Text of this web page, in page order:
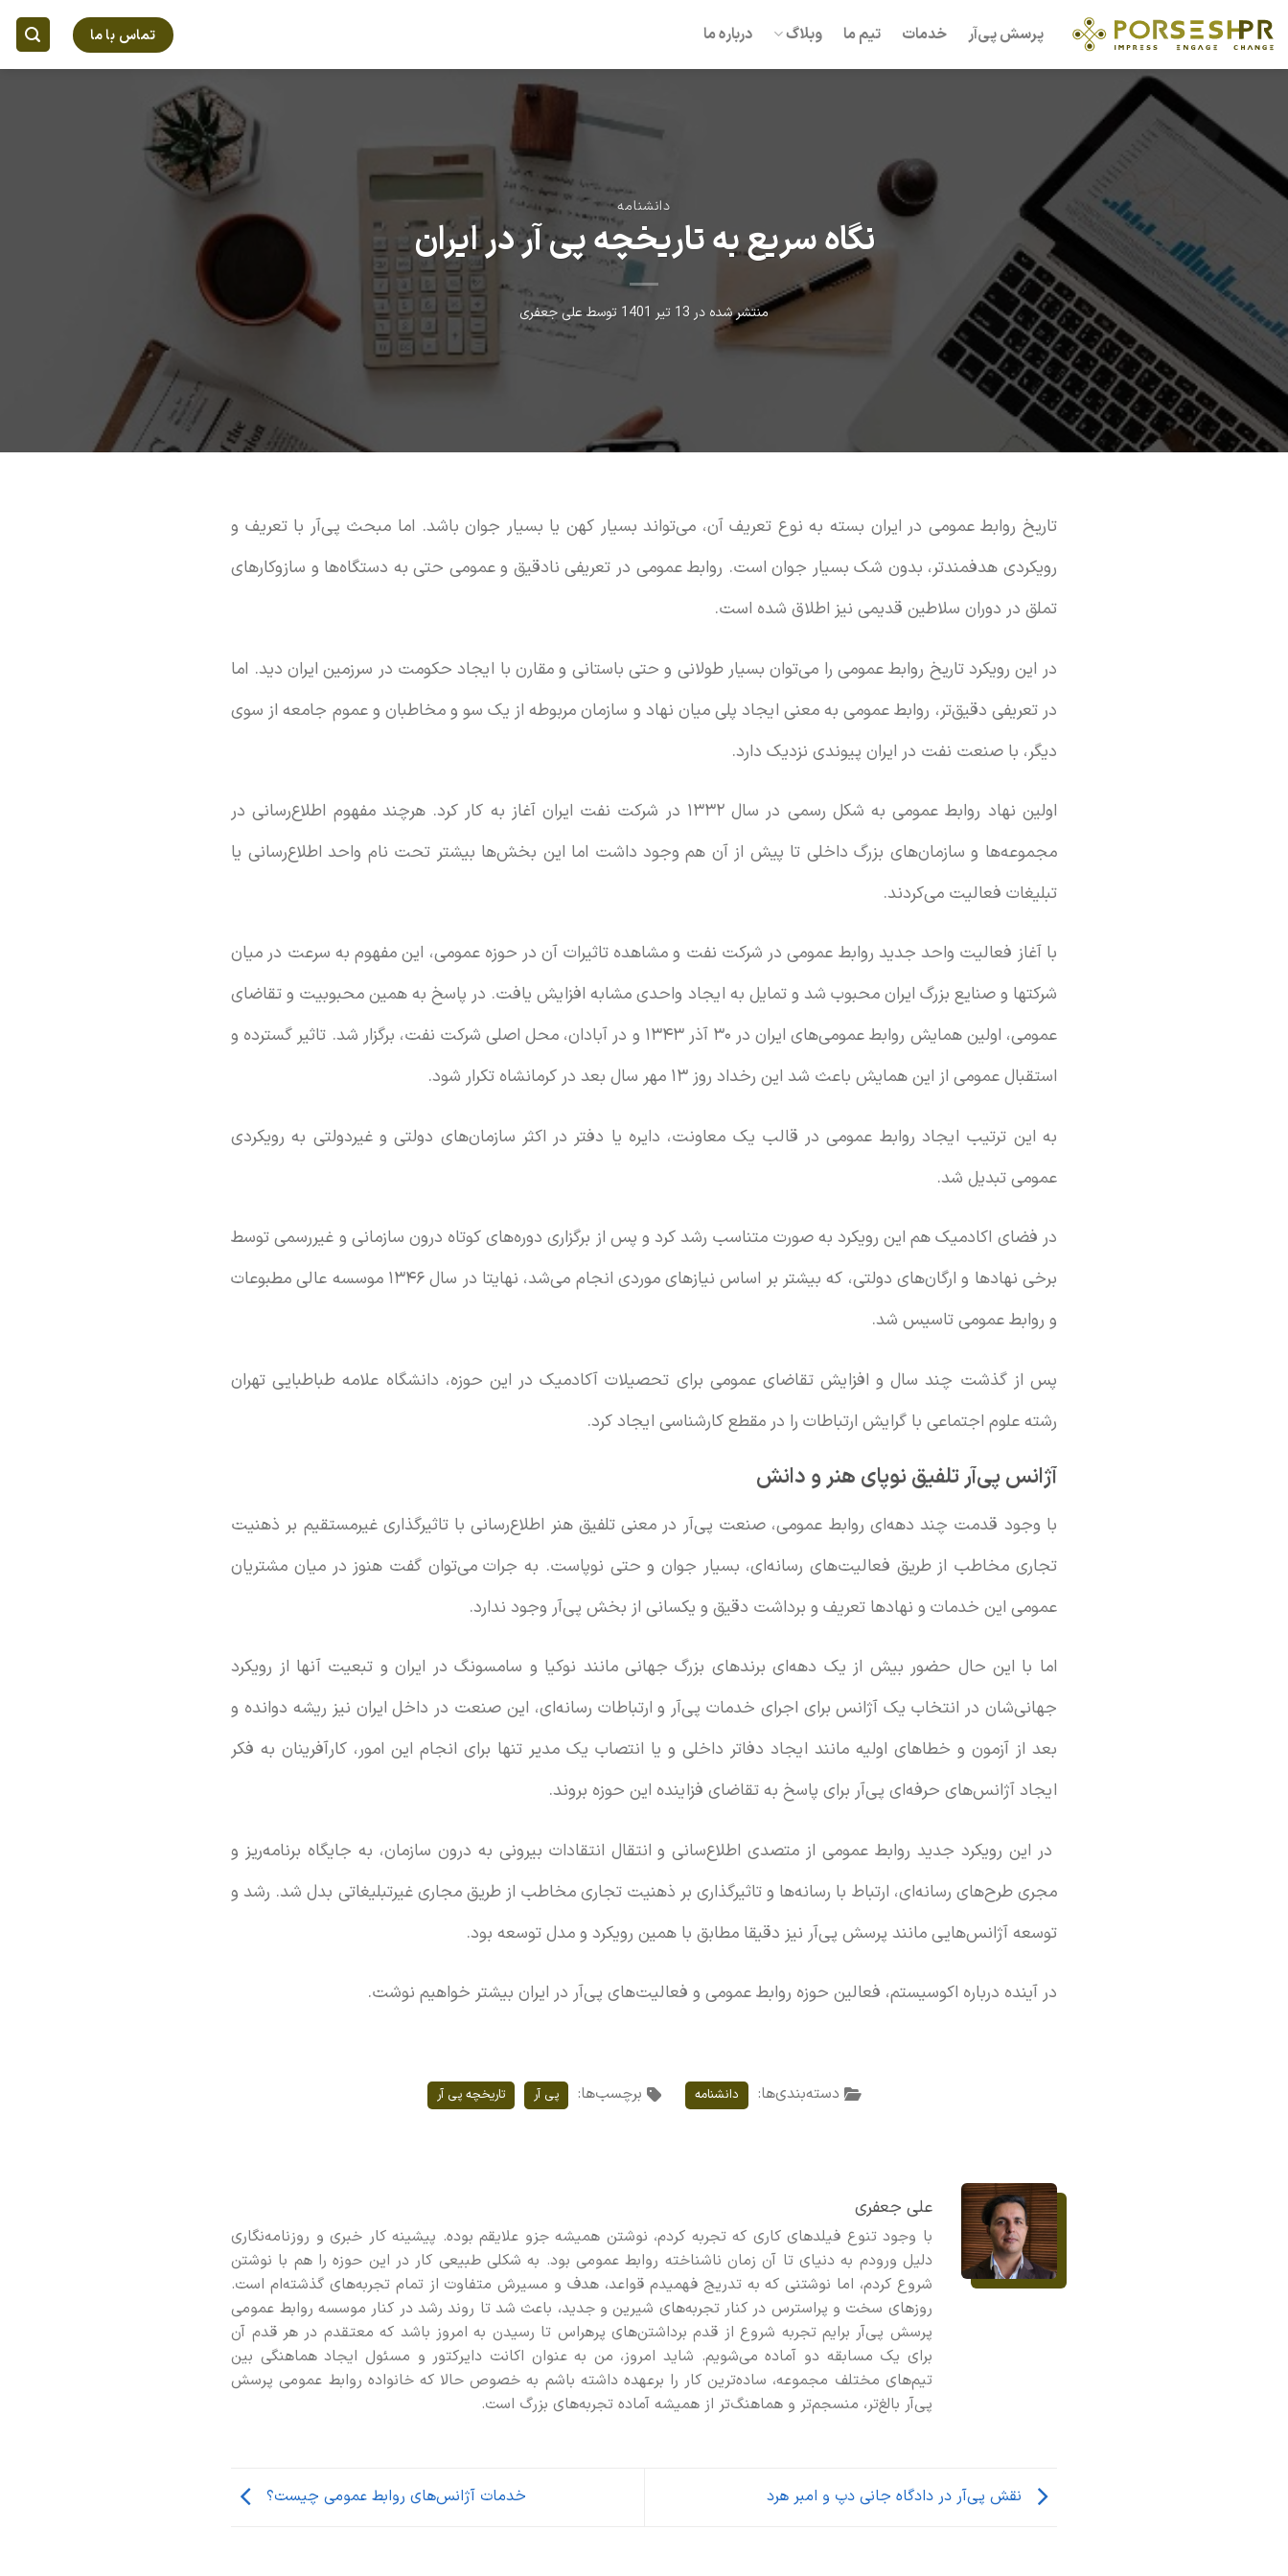
to
content
پرسش پی‌آر خدمات تیم ما وبلاگ درباره ما تماس با ما
دانشنامه
نگاه سریع به تاریخچه پی آر در ایران
منتشر شده در 13 تیر 1401 توسطعلی جعفری
تاریخ روابط عمومی در ایران بسته به نوع تعریف آن، می‌تواند بسیار کهن یا بسیار جوان باشد. اما مبحث پی‌آر با تعریف و
رویکردی هدفمندتر، بدون شک بسیار جوان است. روابط عمومی در تعریفی نادقیق و عمومی حتی به دستگاه‌ها و سازوکارهای
تملق در دوران سلاطین قدیمی نیز اطلاق شده است.
در این رویکرد تاریخ روابط عمومی را می‌توان بسیار طولانی و حتی باستانی و مقارن با ایجاد حکومت در سرزمین ایران دید. اما
در تعریفی دقیق‌تر، روابط عمومی به معنی ایجاد پلی میان نهاد و سازمان مربوطه از یک سو و مخاطبان و عموم جامعه از سوی
دیگر، با صنعت نفت در ایران پیوندی نزدیک دارد.
اولین نهاد روابط عمومی به شکل رسمی در سال ۱۳۳۲ در شرکت نفت ایران آغاز به کار کرد. هرچند مفهوم اطلاع‌رسانی در
مجموعه‌ها و سازمان‌های بزرگ داخلی تا پیش از آن هم وجود داشت اما این بخش‌ها بیشتر تحت نام واحد اطلاع‌رسانی یا
تبلیغات فعالیت می‌کردند.
با آغاز فعالیت واحد جدید روابط عمومی در شرکت نفت و مشاهده تاثیرات آن در حوزه عمومی، این مفهوم به سرعت در میان
شرکتها و صنایع بزرگ ایران محبوب شد و تمایل به ایجاد واحدی مشابه افزایش یافت. در پاسخ به همین محبوبیت و تقاضای
عمومی، اولین همایش روابط عمومی‌های ایران در ۳۰ آذر ۱۳۴۳ و در آبادان، محل اصلی شرکت نفت، برگزار شد. تاثیر گسترده و
استقبال عمومی از این همایش باعث شد این رخداد روز ۱۳ مهر سال بعد در کرمانشاه تکرار شود.
به این ترتیب ایجاد روابط عمومی در قالب یک معاونت، دایره یا دفتر در اکثر سازمان‌های دولتی و غیردولتی به رویکردی
عمومی تبدیل شد.
در فضای اکادمیک هم این رویکرد به صورت متناسب رشد کرد و پس از برگزاری دوره‌های کوتاه درون سازمانی و غیررسمی توسط
برخی نهادها و ارگان‌های دولتی، که بیشتر بر اساس نیازهای موردی انجام می‌شد، نهایتا در سال ۱۳۴۶ موسسه عالی مطبوعات
و روابط عمومی تاسیس شد.
پس از گذشت چند سال و افزایش تقاضای عمومی برای تحصیلات آکادمیک در این حوزه، دانشگاه علامه طباطبایی تهران
رشته علوم اجتماعی با گرایش ارتباطات را در مقطع کارشناسی ایجاد کرد.
آژانس پی‌آر تلفیق نوپای هنر و دانش
با وجود قدمت چند دهه‌ای روابط عمومی، صنعت پی‌آر در معنی تلفیق هنر اطلاع‌رسانی با تاثیرگذاری غیرمستقیم بر ذهنیت
تجاری مخاطب از طریق فعالیت‌های رسانه‌ای، بسیار جوان و حتی نوپاست. به جرات می‌توان گفت هنوز در میان مشتریان
عمومی این خدمات و نهادها تعریف و برداشت دقیق و یکسانی از بخش پی‌آر وجود ندارد.
اما با این حال حضور بیش از یک دهه‌ای برندهای بزرگ جهانی مانند نوکیا و سامسونگ در ایران و تبعیت آنها از رویکرد
جهانی‌شان در انتخاب یک آژانس برای اجرای خدمات پی‌آر و ارتباطات رسانه‌ای، این صنعت در داخل ایران نیز ریشه دوانده و
بعد از آزمون و خطاهای اولیه مانند ایجاد دفاتر داخلی و یا انتصاب یک مدیر تنها برای انجام این امور، کارآفرینان به فکر
ایجاد آژانس‌های حرفه‌ای پی‌آر برای پاسخ به تقاضای فزاینده این حوزه بروند.
در این رویکرد جدید روابط عمومی از متصدی اطلاع‌سانی و انتقال انتقادات بیرونی به درون سازمان، به جایگاه برنامه‌ریز و
مجری طرح‌های رسانه‌ای، ارتباط با رسانه‌ها و تاثیرگذاری بر ذهنیت تجاری مخاطب از طریق مجاری غیرتبلیغاتی بدل شد. رشد و
توسعه آژانس‌هایی مانند پرسش پی‌آر نیز دقیقا مطابق با همین رویکرد و مدل توسعه بود.
در آینده درباره اکوسیستم، فعالین حوزه روابط عمومی و فعالیت‌های پی‌آر در ایران بیشتر خواهیم نوشت.
دسته‌بندی‌ها: دانشنامه برچسب‌ها: پی آر تاریخچه پی آر
علی جعفری
با وجود تنوع فیلدهای کاری که تجربه کردم، نوشتن همیشه جزو علایقم بوده. پیشینه کار خبری و روزنامه‌نگاری
دلیل ورودم به دنیای تا آن زمان ناشناخته روابط عمومی بود. به شکلی طبیعی کار در این حوزه‌ را هم با نوشتن
شروع کردم، اما نوشتنی که به تدریج فهمیدم قواعد، هدف و مسیرش متفاوت از تمام تجربه‌های گذشته‌ام است.
روزهای سخت و پراسترس در کنار تجربه‌های شیرین و جدید، باعث شد تا روند رشد در کنار موسسه روابط عمومی
پرسش پی‌آر برایم تجربه شروع از قدم برداشتن‌های پرهراس تا رسیدن به امروز باشد که معتقدم در هر قدم آن
برای یک مسابقه دو آماده می‌شویم. شاید امروز، من به عنوان اکانت دایرکتور و مسئول ایجاد هماهنگی بین
تیم‌های مختلف مجموعه، ساده‌ترین کار را برعهده داشته باشم به خصوص حالا که خانواده روابط عمومی پرسش
پی‌آر بالغ‌تر، منسجم‌تر و هماهنگ‌تر از همیشه آماده تجربه‌های بزرگ است.
نقش پی‌آر در دادگاه جانی دپ و امبر هرد خدمات آژانس‌های روابط عمومی چیست؟